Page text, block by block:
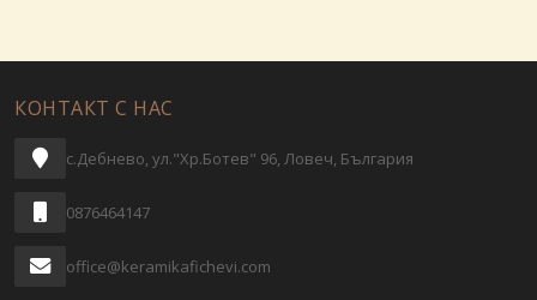
КОНТАКТ С НАС
с.Дебнево, ул."Хр.Ботев" 96, Ловеч, България
0876464147
office@keramikafichevi.com